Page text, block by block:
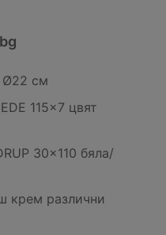
Ø22 см
115x7 цвят
30x110 бяла/
крем различни